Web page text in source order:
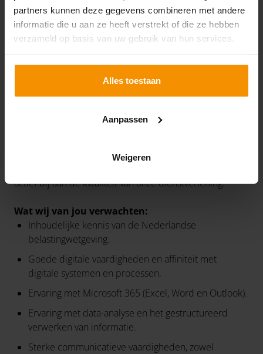
partners kunnen deze gegevens combineren met andere
informatie die u aan ze heeft verstrekt of die ze hebben
verzameld op basis van uw gebruik van hun services.
Alles toestaan
Aanpassen
Weigeren
Maandelijkse internet- en telefoonvergoeding of
mobiel abonnement met BYOD-vergoeding.
Vitaliteit op één: vers fruit, dagelijkse lunchwandeling
JOUW INBRENG
digitale en klantgerichte manier van werken. Je
actief bij aan de kwaliteit van onze dienstverlening.
Wat wij van jou verwachten:
Inhoudelijke kennis van de Nederlandse
belastingwetgeving.
Goede digitale vaardigheden en affiniteit met
digitale systemen en processen.
Ervaring met Microsoft 365 (Excel, Word en Outlook).
Ervaring met data-analyse en het gestructureerd
verwerken van informatie.
Sterke communicatieve vaardigheden, zowel